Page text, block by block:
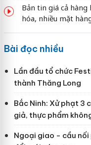
Bản tin giá cả
hóa, nhiều mặt
Bài đọc nhiều
Lần đầu tổ chức
thành Thăng Long
Bắc Ninh: Xử phạt 3
giả, thực phẩm
Ngoại giao - cầu